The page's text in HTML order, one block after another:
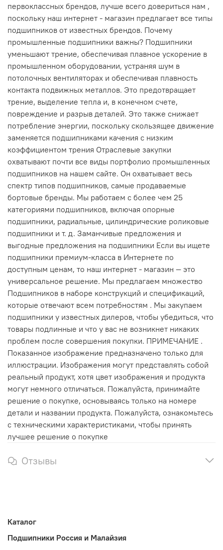
первоклассных брендов, лучше всего довериться нам ,
поскольку наш интернет - магазин предлагает все типы
подшипников от известных брендов. Почему
промышленные подшипники важны? Подшипники
уменьшают трение, обеспечивая плавное ускорение в
промышленном оборудовании, устраняя шум в
потолочных вентиляторах и обеспечивая плавность
контакта подвижных металлов. Это предотвращает
трение, выделение тепла и, в конечном счете,
повреждение и разрыв деталей. Это также снижает
потребление энергии, поскольку скользящее движение
заменяется подшипниками качения с низким
коэффициентом трения Отраслевые закупки
охватывают почти все виды портфолио промышленных
подшипников на нашем сайте. Он охватывает весь
спектр типов подшипников, самые продаваемые
бортовые бренды. Мы работаем с более чем 25
категориями подшипников, включая опорные
подшипники, радиальные, цилиндрические роликовые
подшипники и т. д. Заманчивые предложения и
выгодные предложения на подшипники Если вы ищете
подшипники премиум-класса в Интернете по
доступным ценам, то наш интернет - магазин — это
универсальное решение. Мы предлагаем множество
Подшипников в наборе конструкций и спецификаций,
которые отвечают всем потребностям . Мы закупаем
подшипники у известных дилеров, чтобы убедиться, что
товары подлинные и что у вас не возникнет никаких
проблем после совершения покупки. ПРИМЕЧАНИЕ .
Показанное изображение предназначено только для
иллюстрации. Изображения могут представлять собой
реальный продукт, хотя цвет изображения и продукта
могут немного отличаться. Пожалуйста, принимайте
решение о покупке, основываясь только на номере
детали и названии продукта. Пожалуйста, ознакомьтесь
с техническими характеристиками, чтобы принять
лучшее решение о покупке
Отзывы
Каталог
Подшипники Россия и Малайзия